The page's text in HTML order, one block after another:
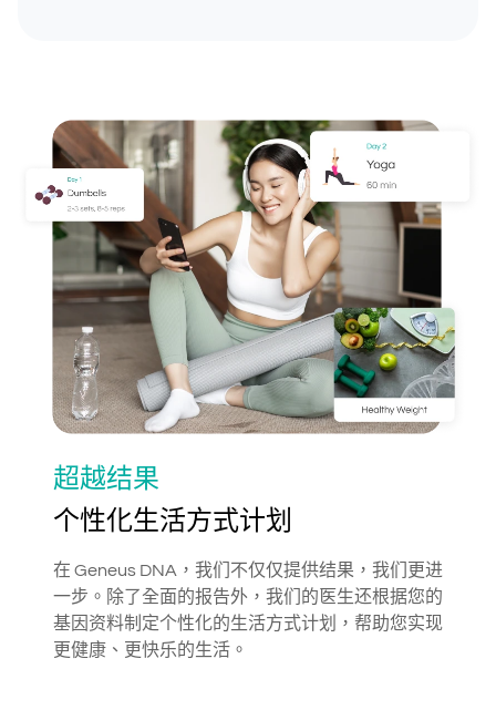
超越结果
个性化生活方式计划
在 Geneus DNA，我们不仅仅提供结果，我们更进
一步。除了全面的报告外，我们的医生还根据您的
基因资料制定个性化的生活方式计划，帮助您实现
更健康、更快乐的生活。